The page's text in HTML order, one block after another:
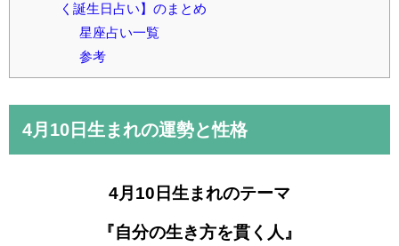
く誕生日占い】のまとめ
星座占い一覧
参考
4月10日 生まれの運勢と性格
4月10日生まれのテーマ
『自分の生き方を貫く人』